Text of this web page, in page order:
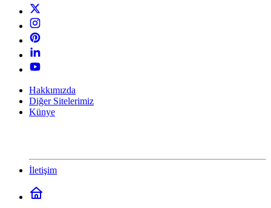
Hakkımızda
Diğer Sitelerimiz
Künye
İletişim